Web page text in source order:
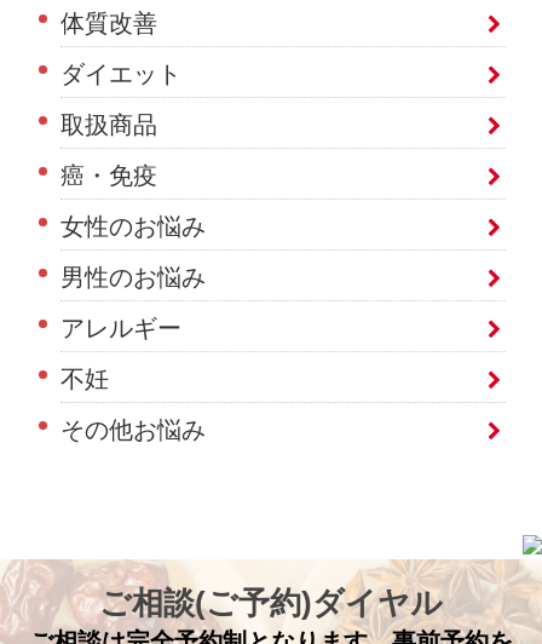
体質改善
ダイエット
取扱商品
癌・免疫
女性のお悩み
男性のお悩み
アレルギー
不妊
その他お悩み
ご相談(ご予約)ダイヤル